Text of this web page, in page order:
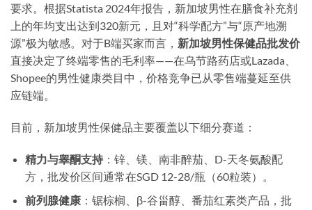
要求。根据Statista 2024年报告，新加坡男性在膳食补充剂
上的年均支出达到320新元，且对“科学配方”与“原产地溯
源”极为敏感。对于B端买家而言， 新加坡男性保健品批发价
直接决定了终端零售的毛利率——在乌节路药店或Lazada、
Shopee的男性健康类目中，价格竞争已从零售端蔓延至供
应链端。
目前，新加坡男性保健品主要覆盖以下细分赛道：
精力与睾酮支持：锌、镁、南非醉茄、D-天冬氨酸配
方，批发价区间通常在SGD 12-28/瓶（60粒装）。
前列腺健康：锯棕榈、β-谷甾醇、番茄红素类产品，批